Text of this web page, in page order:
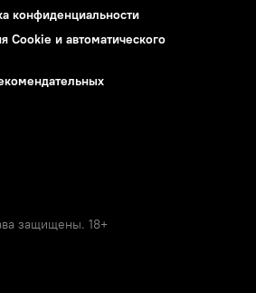
конфиденциальности
Cookie и автоматического
защищены. 18+